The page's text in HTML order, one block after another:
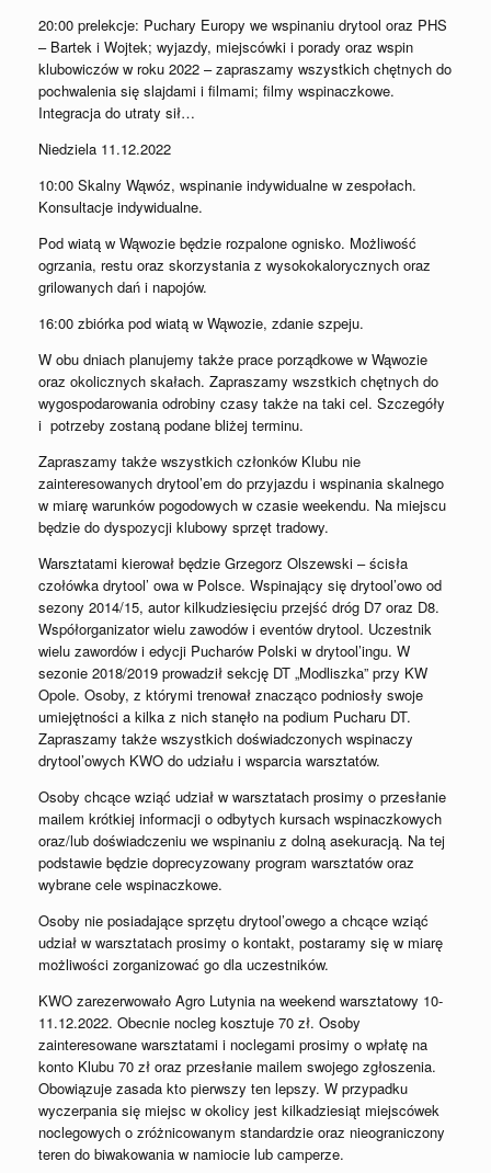
20:00 prelekcje: Puchary Europy we wspinaniu drytool oraz PHS
– Bartek i Wojtek; wyjazdy, miejscówki i porady oraz wspin
klubowiczów w roku 2022 – zapraszamy wszystkich chętnych do
pochwalenia się slajdami i filmami; filmy wspinaczkowe.
Integracja do utraty sił…
Niedziela 11.12.2022
10:00 Skalny Wąwóz, wspinanie indywidualne w zespołach.
Konsultacje indywidualne.
Pod wiatą w Wąwozie będzie rozpalone ognisko. Możliwość
ogrzania, restu oraz skorzystania z wysokokalorycznych oraz
grilowanych dań i napojów.
16:00 zbiórka pod wiatą w Wąwozie, zdanie szpeju.
W obu dniach planujemy także prace porządkowe w Wąwozie
oraz okolicznych skałach. Zapraszamy wszstkich chętnych do
wygospodarowania odrobiny czasy także na taki cel. Szczegóły
i potrzeby zostaną podane bliżej terminu.
Zapraszamy także wszystkich członków Klubu nie
zainteresowanych drytool’em do przyjazdu i wspinania skalnego
w miarę warunków pogodowych w czasie weekendu. Na miejscu
będzie do dyspozycji klubowy sprzęt tradowy.
Warsztatami kierował będzie Grzegorz Olszewski – ścisła
czołówka drytool’ owa w Polsce. Wspinający się drytool’owo od
sezony 2014/15, autor kilkudziesięciu przejść dróg D7 oraz D8.
Współorganizator wielu zawodów i eventów drytool. Uczestnik
wielu zawordów i edycji Pucharów Polski w drytool’ingu. W
sezonie 2018/2019 prowadził sekcję DT „Modliszka” przy KW
Opole. Osoby, z którymi trenował znacząco podniosły swoje
umiejętności a kilka z nich stanęło na podium Pucharu DT.
Zapraszamy także wszystkich doświadczonych wspinaczy
drytool’owych KWO do udziału i wsparcia warsztatów.
Osoby chcące wziąć udział w warsztatach prosimy o przesłanie
mailem krótkiej informacji o odbytych kursach wspinaczkowych
oraz/lub doświadczeniu we wspinaniu z dolną asekuracją. Na tej
podstawie będzie doprecyzowany program warsztatów oraz
wybrane cele wspinaczkowe.
Osoby nie posiadające sprzętu drytool’owego a chcące wziąć
udział w warsztatach prosimy o kontakt, postaramy się w miarę
możliwości zorganizować go dla uczestników.
KWO zarezerwowało Agro Lutynia na weekend warsztatowy 10-
11.12.2022. Obecnie nocleg kosztuje 70 zł. Osoby
zainteresowane warsztatami i noclegami prosimy o wpłatę na
konto Klubu 70 zł oraz przesłanie mailem swojego zgłoszenia.
Obowiązuje zasada kto pierwszy ten lepszy. W przypadku
wyczerpania się miejsc w okolicy jest kilkadziesiąt miejscówek
noclegowych o zróżnicowanym standardzie oraz nieograniczony
teren do biwakowania w namiocie lub camperze.